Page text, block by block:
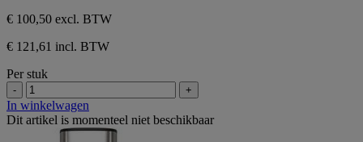
€ 100,50 excl. BTW
€ 121,61 incl. BTW
Per stuk
- +
In winkelwagen
Dit artikel is momenteel niet beschikbaar